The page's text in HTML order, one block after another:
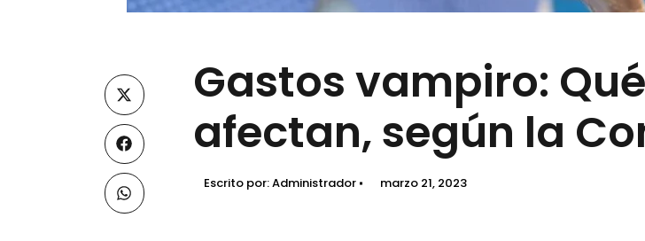
Gastos vampiro:
afectan, según la
Escrito por:Administrador marzo 21, 2023